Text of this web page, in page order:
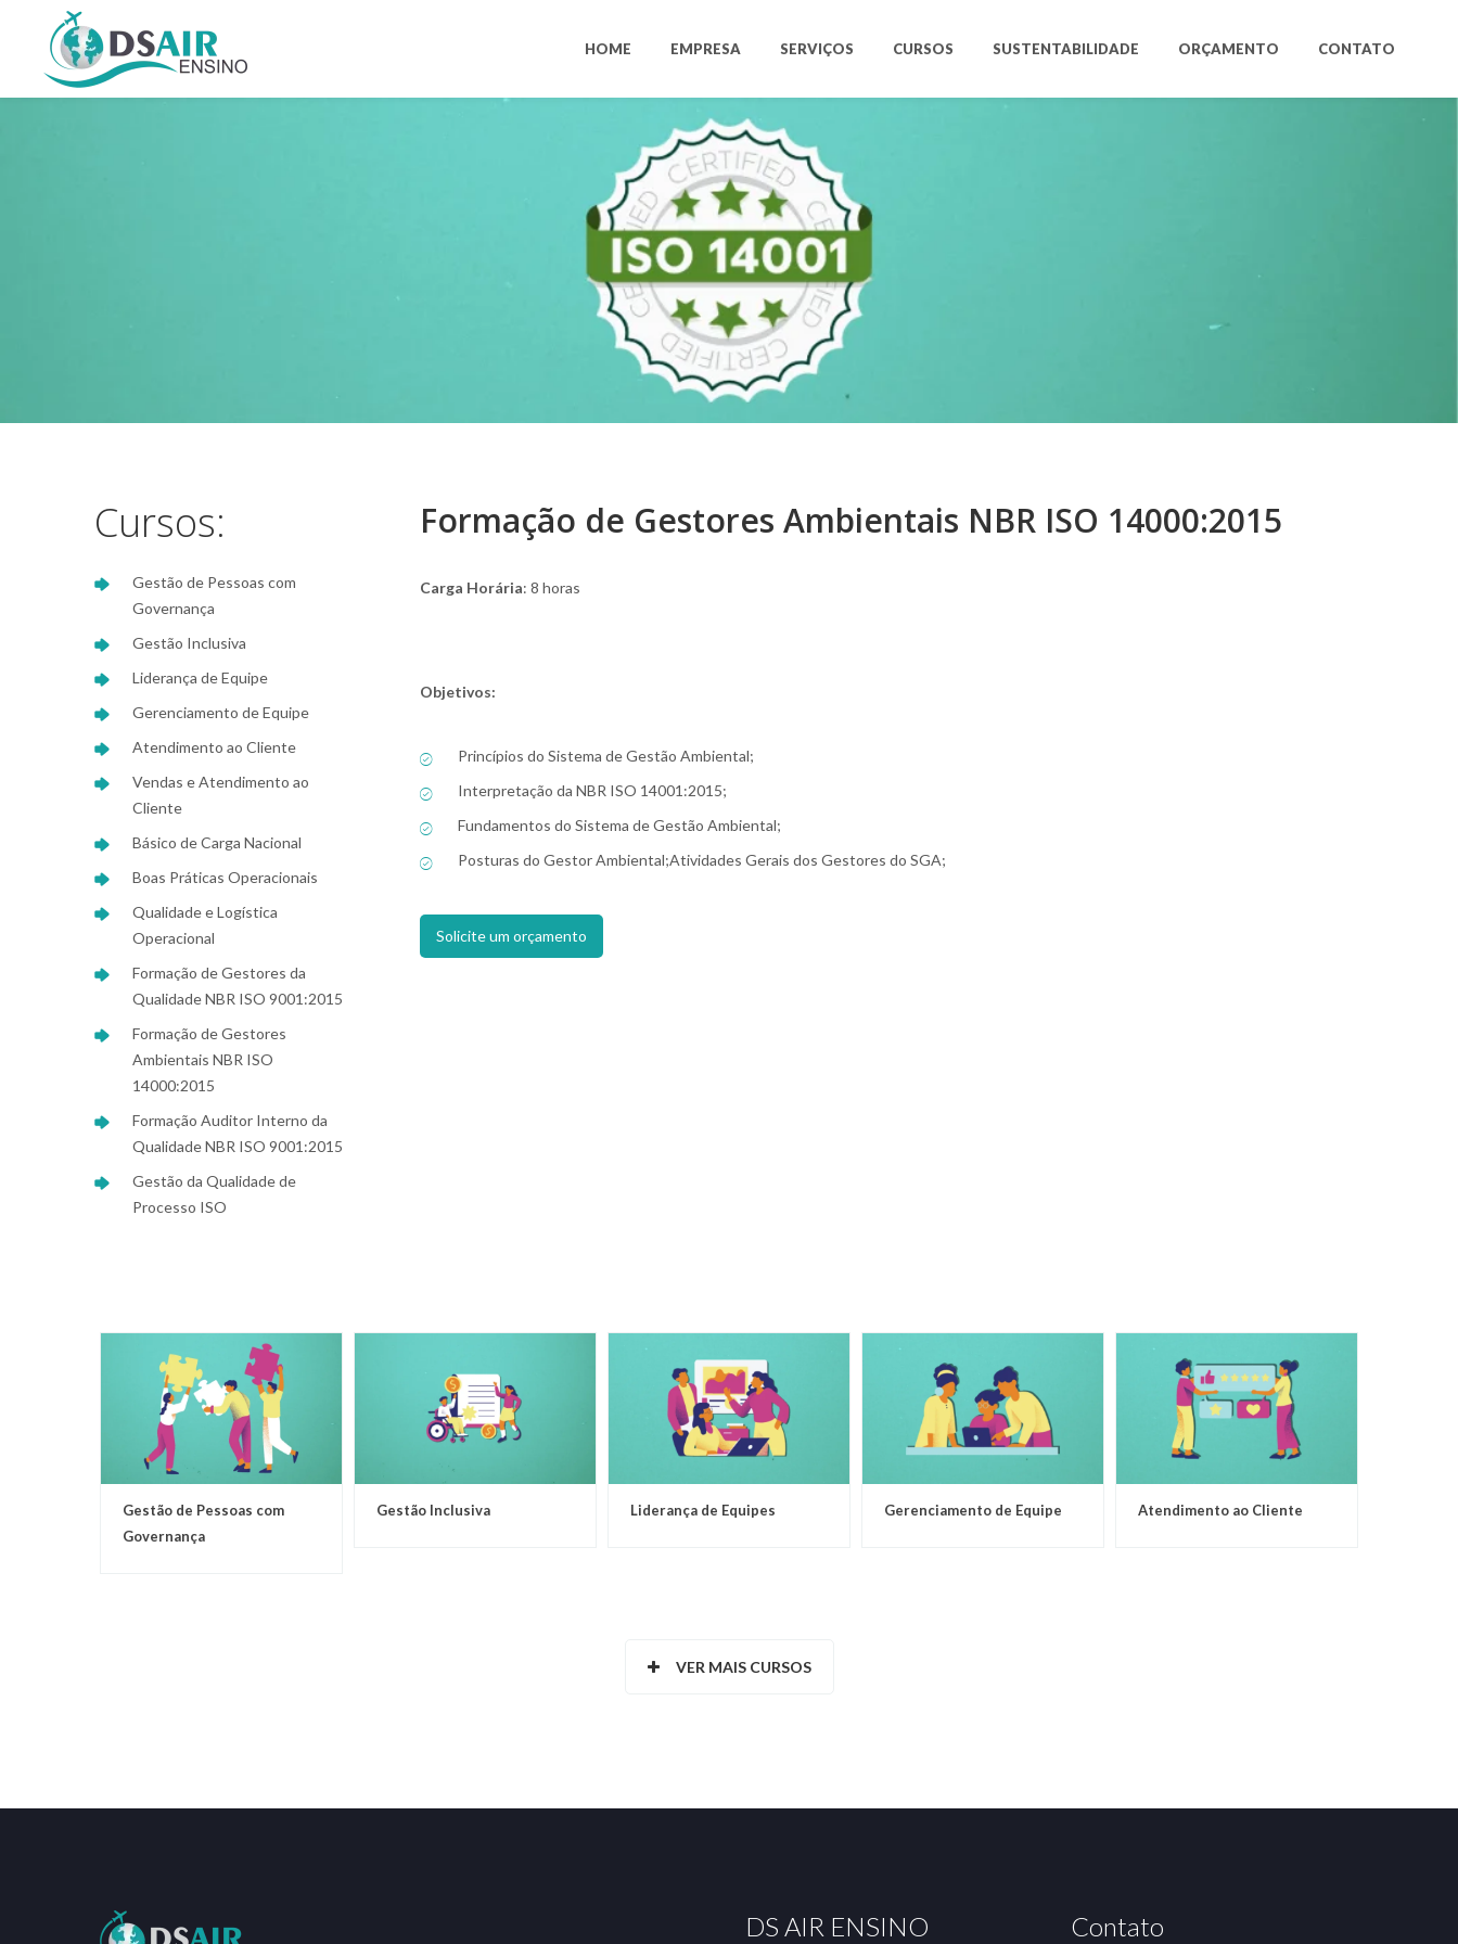
HOME EMPRESA SERVIÇOS CURSOS SUSTENTABILIDADE ORÇAMENTO CONTATO
Cursos:
Gestão de Pessoas com
Governança
Gestão Inclusiva
Liderança de Equipe
Gerenciamento de Equipe
Atendimento ao Cliente
Vendas e Atendimento ao
Cliente
Básico de Carga Nacional
Boas Práticas Operacionais
Qualidade e Logística
Operacional
Formação de Gestores da
Qualidade NBR ISO 9001:2015
Formação de Gestores
Ambientais NBR ISO
14000:2015
Formação Auditor Interno da
Qualidade NBR ISO 9001:2015
Gestão da Qualidade de
Processo ISO
Formação de Gestores Ambientais NBR ISO 14000:2015
Carga Horária: 8 horas
Objetivos:
Princípios do Sistema de Gestão Ambiental;
Interpretação da NBR ISO 14001:2015;
Fundamentos do Sistema de Gestão Ambiental;
Posturas do Gestor Ambiental;Atividades Gerais dos Gestores do SGA;
Solicite um orçamento
Gestão de Pessoas com
Governança
Gestão Inclusiva Liderança de Equipes Gerenciamento de Equipe Atendimento ao Cliente
VER MAIS CURSOS
DS AIR ENSINO Contato